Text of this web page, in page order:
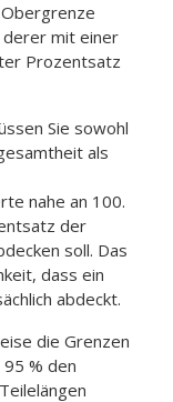
mit einer
Prozentsatz
Sie sowohl
als
nahe an 100.
der
soll. Das
dass ein
abdeckt.
die Grenzen
% den